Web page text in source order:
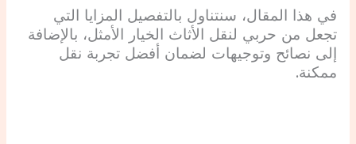
في هذا المقال، سنتناول بالتفصيل المزايا التي
تجعل من حربي لنقل الأثاث الخيار الأمثل، بالإضافة
إلى نصائح وتوجيهات لضمان أفضل تجربة نقل
ممكنة.